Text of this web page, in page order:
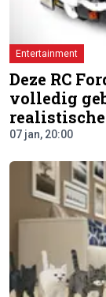
Entertainment
Deze RC
volledig
07 jan, 20:00